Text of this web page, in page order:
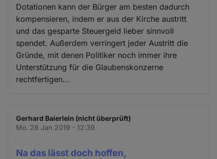
Dotationen kann der Bürger am besten dadurch
kompensieren, indem er aus der Kirche austritt
und das gesparte Steuergeld lieber sinnvoll
spendet. Außerdem verringert jeder Austritt die
Gründe, mit denen Politiker noch immer ihre
Unterstützung für die Glaubenskonzerne
rechtfertigen...
Gerhard Baierlein (nicht überprüft)
Mo. 28 Jan 2019 - 12:39
Na das lässt doch hoffen,